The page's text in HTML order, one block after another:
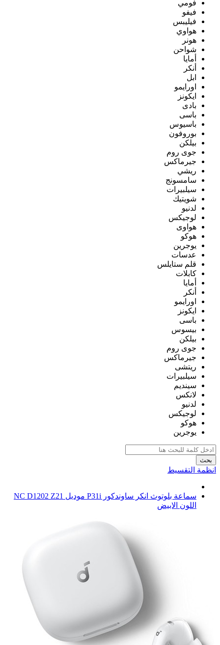
فومي
فيفو
فيليبس
هواوي
هونر
شواحن
أمايا
أنكر
ابل
اورايمو
ايكونز
بادى
باسى
باسيوس
بوروفون
بيلكن
جوى روم
جيرماكس
ريشي
سامسونج
سيلبيرات
شويتيك
لدنيو
لوجيكس
هواوى
هوكو
يوجرين
عدسات
قلم ستايلس
كابلات
أمايا
أنكر
اورايمو
ايكونز
باسى
بيسوس
بيلكن
جوى روم
جيرماكس
ريتشى
سيلبيرات
سينديم
لانكس
لدنيو
لوجيكس
هوكو
يوجرين
بحث
انظمة التقسيط
سماعة بلوتوث انكر ساوندكور P31i موديل NC D1202 Z21
اللون الابيض